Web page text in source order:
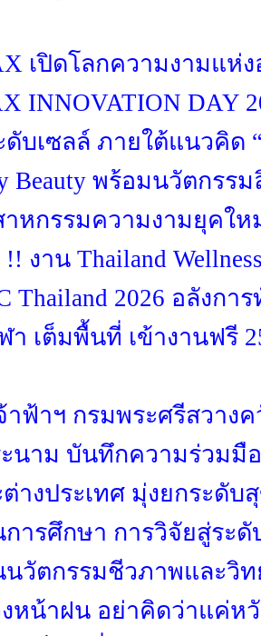
เปิดโลกความงามแห่
INNOVATION DAY
บเซลล์ ภายใต้แนวคิด
Beauty พร้อมนวัตกรร
าหกรรมความงามยุคให
งาน Thailand
Thailand 2026 อลังกา
า เต็มพื้นที่ เข้างานฟรี
าฟ้าฯ กรมพระศรีสวา
ะนาม บันทึกความร่วมมื
างประเทศ มุ่งยกระดั
ารศึกษา การวิจัยสู่ระ
นวัตกรรมชีวภาพและวิ
หน้าฝน อย่าคิดว่าแค่ห